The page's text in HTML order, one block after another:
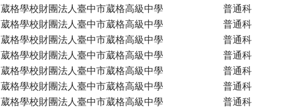
葳格學校財團法人臺中市葳格高級中學
普通科
葳格學校財團法人臺中市葳格高級中學
普通科
葳格學校財團法人臺中市葳格高級中學
普通科
葳格學校財團法人臺中市葳格高級中學
普通科
葳格學校財團法人臺中市葳格高級中學
普通科
葳格學校財團法人臺中市葳格高級中學
普通科
葳格學校財團法人臺中市葳格高級中學
普通科